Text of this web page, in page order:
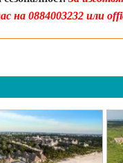
на 0884003232 или